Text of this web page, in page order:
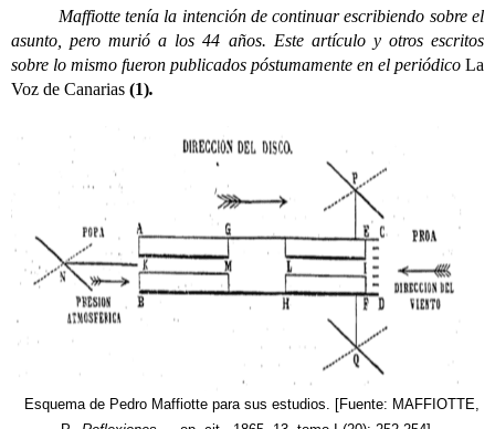
Maffiotte tenía la intención de continuar escribiendo sobre el
asunto, pero murió a los 44 años. Este artículo y otros escritos
sobre lo mismo fueron publicados póstumamente en el periódico La
Voz de Canarias (1).
Esquema de Pedro Maffiotte para sus estudios. [Fuente: MAFFIOTTE,